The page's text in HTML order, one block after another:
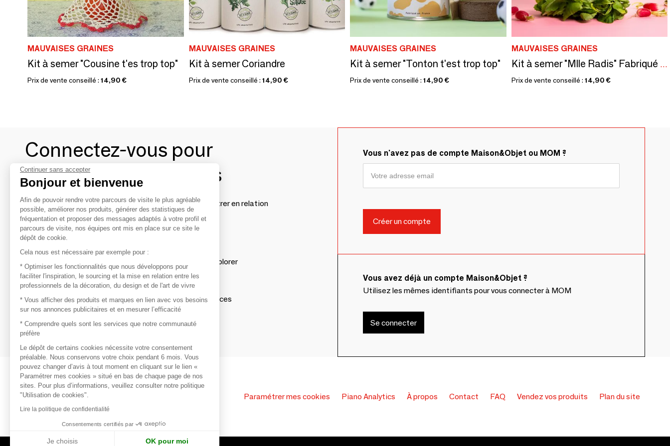
MAUVAISES GRAINES
Kit à semer "Cousine t'es trop top"
Prix de vente conseillé : 14,90 €
MAUVAISES GRAINES
Kit à semer Coriandre
Prix de vente conseillé : 14,90 €
MAUVAISES GRAINES
Kit à semer "Tonton t'est trop top"
Prix de vente conseillé : 14,90 €
MAUVAISES GRAINES
Kit à semer "Mlle Radis" Fabriqué en France
Prix de vente conseillé : 14,90 €
Connectez-vous pour
contacter les marques
Afin de profiter au mieux de l'expérience MOM et de rentrer en relation
avec vos marques préférées, créez-vous un compte.
Découvrir
Les produits de milliers de fournisseurs à explorer
S'inspirer
Inspiration et sélections de produits tendances
Contacter
Vous n'avez pas de compte Maison&Objet ou MOM ?
Vous avez déjà un compte Maison&Objet ?
Utilisez les mêmes identifiants pour vous connecter à MOM
Se connecter
Paramétrer mes cookies Piano Analytics À propos Contact FAQ Vendez vos produits Plan du site
Continuer sans accepter
Bonjour et bienvenue
Afin de pouvoir rendre votre parcours de visite le plus agréable
possible, améliorer nos produits, générer des statistiques de
fréquentation et proposer des messages adaptés à votre profil et
parcours de visite, nos équipes ont mis en place sur ce site le
dépôt de cookie.
Cela nous est nécessaire par exemple pour :
* Optimiser les fonctionnalités que nous développons pour
faciliter l'inspiration, le sourcing et la mise en relation entre les
professionnels de la décoration, du design et de l'art de vivre
* Vous afficher des produits et marques en lien avec vos besoins
sur nos annonces publicitaires et en mesurer l’efficacité
* Comprendre quels sont les services que notre communauté
préfère
Le dépôt de certains cookies nécessite votre consentement
préalable. Nous conservons votre choix pendant 6 mois. Vous
pouvez changer d’avis à tout moment en cliquant sur le lien «
Paramétrer mes cookies » situé en bas de chaque page de nos
sites. Pour plus d’informations, veuillez consulter notre politique
"Utilisation de cookies".
Lire la politique de confidentialité
Consentements certifiés par
Je choisis OK pour moi